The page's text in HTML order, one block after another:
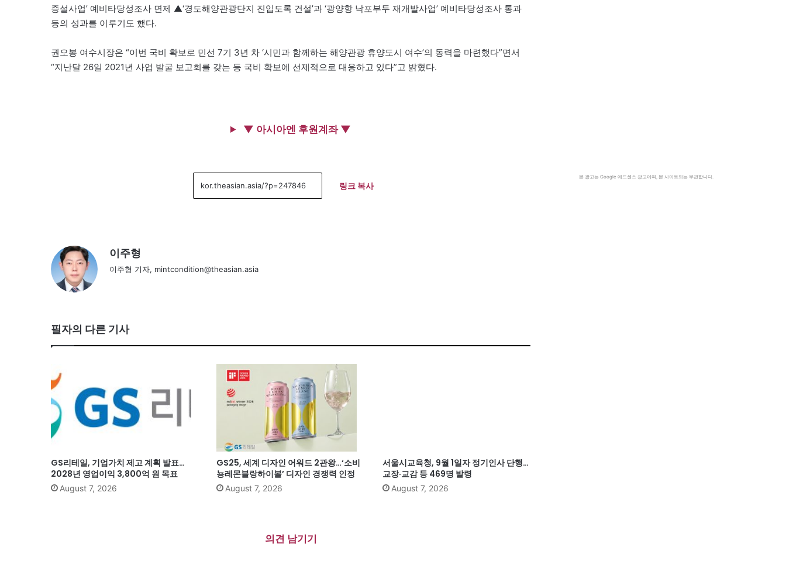
증설사업’ 예비타당성조사 면제 ▲‘경도해양관광단지 진입도록 건설’과 ‘광양항 낙포부두 재개발사업’ 예비타당성조사 통과
등의 성과를 이루기도 했다.
권오봉 여수시장은 “이번 국비 확보로 민선 7기 3년 차 ‘시민과 함께하는 해양관광 휴양도시 여수’의 동력을 마련했다”면서
“지난달 26일 2021년 사업 발굴 보고회를 갖는 등 국비 확보에 선제적으로 대응하고 있다”고 밝혔다.
▼ 아시아엔 후원계좌 ▼
링크 복사
이주형
이주형 기자, mintcondition@theasian.asia
필자의 다른 기사
GS리테일, 기업가치 제고 계획 발표…
2028년 영업이익 3,800억 원 목표
August 7, 2026
GS25, 세계 디자인 어워드 2관왕…‘소비
뇽레몬블랑하이볼’ 디자인 경쟁력 인정
August 7, 2026
서울시교육청, 9월 1일자 정기인사 단행…
교장·교감 등 469명 발령
August 7, 2026
의견 남기기
본 광고는 Google 애드센스 광고이며, 본 사이트와는 무관합니다.